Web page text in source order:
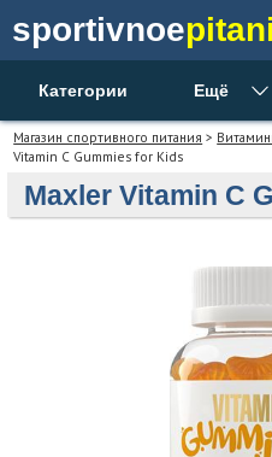
sportivnoe
Категории Ещё
Магазин спортивного питания >
Vitamin C Gummies for Kids
Maxler Vitamin C